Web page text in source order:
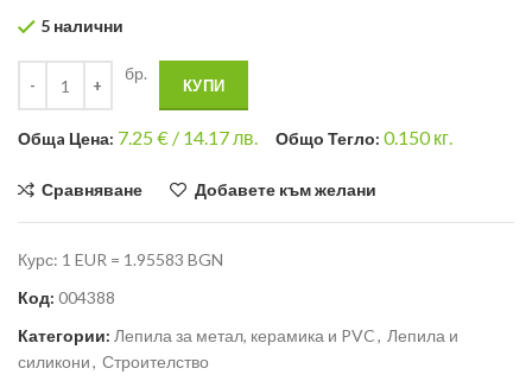
5 налични
бр.
КУПИ
Общa Цена: 7.25€ / 14.17 лв. Общо Тегло: 0.150кг.
Сравняване Добавете към желани
Курс: 1 EUR = 1.95583 BGN
Код: 004388
Категории: Лепила за метал, керамика и PVC, Лепила и
силикони, Строителство